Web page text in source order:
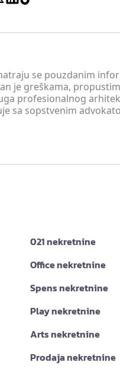
se pouzdanim
je greškama,
profesionalnog
sa sopstvenim
021 nekretnine
Office nekretnine
Spens nekretnine
Play nekretnine
Arts nekretnine
Prodaja nekretnine